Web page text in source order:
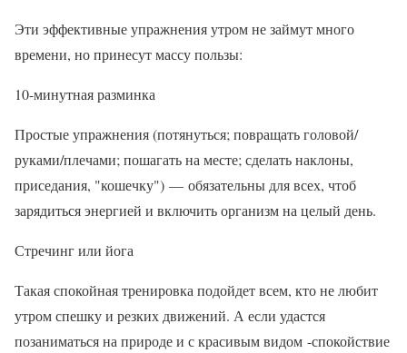
Эти эффективные упражнения утром не займут много
времени, но принесут массу пользы:
10-минутная разминка
Простые упражнения (потянуться; повращать головой/
руками/плечами; пошагать на месте; сделать наклоны,
приседания, "кошечку") — обязательны для всех, чтоб
зарядиться энергией и включить организм на целый день.
Стречинг или йога
Такая спокойная тренировка подойдет всем, кто не любит
утром спешку и резких движений. А если удастся
позаниматься на природе и с красивым видом -спокойствие